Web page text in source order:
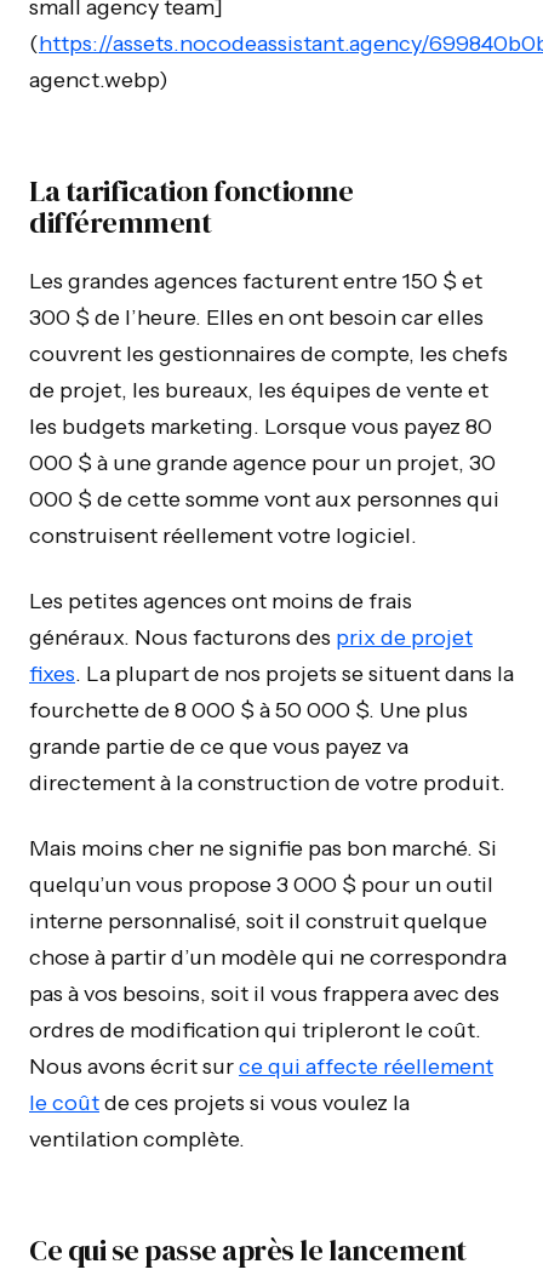
small agency team]
(https://assets.nocodeassistant.agency/
agenct.webp)
La tarification fonctionne
différemment
Les grandes agences facturent entre 150 $ et
300 $ de l’heure. Elles en ont besoin car elles
couvrent les gestionnaires de compte, les chefs
de projet, les bureaux, les équipes de vente et
les budgets marketing. Lorsque vous payez 80
000 $ à une grande agence pour un projet, 30
000 $ de cette somme vont aux personnes qui
construisent réellement votre logiciel.
Les petites agences ont moins de frais
généraux. Nous facturons des prix de projet
fixes. La plupart de nos projets se situent dans la
fourchette de 8 000 $ à 50 000 $. Une plus
grande partie de ce que vous payez va
directement à la construction de votre produit.
Mais moins cher ne signifie pas bon marché. Si
quelqu’un vous propose 3 000 $ pour un outil
interne personnalisé, soit il construit quelque
chose à partir d’un modèle qui ne correspondra
pas à vos besoins, soit il vous frappera avec des
ordres de modification qui tripleront le coût.
Nous avons écrit surce qui affecte réellement
le coûtde ces projets si vous voulez la
ventilation complète.
Ce qui se passe après le lancement